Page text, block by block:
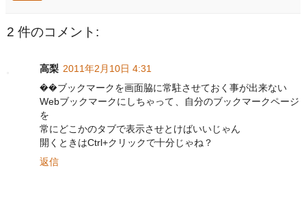
2 件のコメント:
高梨 2011年2月10日 4:31
��ブックマークを画面脇に常駐させておく事が出来ない
Webブックマークにしちゃって、自分のブックマークページ
を
常にどこかのタブで表示させとけばいいじゃん
開くときはCtrl+クリックで十分じゃね？
返信